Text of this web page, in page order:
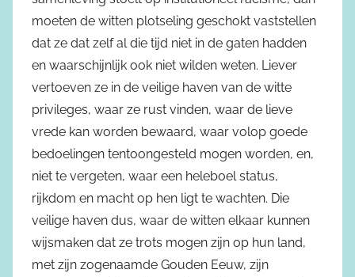
moeten de witten plotseling geschokt vaststellen
dat ze dat zelf al die tijd niet in de gaten hadden
en waarschijnlijk ook niet wilden weten. Liever
vertoeven ze in de veilige haven van de witte
privileges, waar ze rust vinden, waar de lieve
vrede kan worden bewaard, waar volop goede
bedoelingen tentoongesteld mogen worden, en,
niet te vergeten, waar een heleboel status,
rijkdom en macht op hen ligt te wachten. Die
veilige haven dus, waar de witten elkaar kunnen
wijsmaken dat ze trots mogen zijn op hun land,
met zijn zogenaamde Gouden Eeuw, zijn